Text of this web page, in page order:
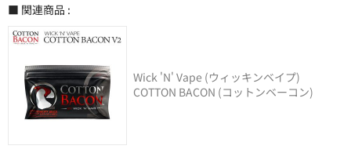
■ 関連商品 :
Wick 'N' Vape (ウィッキンベイプ)
COTTON BACON (コットンベーコン)